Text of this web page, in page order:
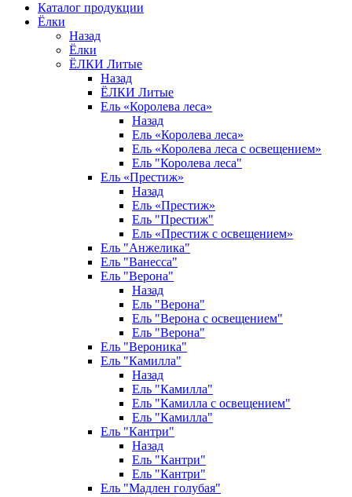
Каталог продукции
Ёлки
Назад
Ёлки
ЁЛКИ Литые
Назад
ЁЛКИ Литые
Ель «Королева леса»
Назад
Ель «Королева леса»
Ель «Королева леса с освещением»
Ель "Королева леса"
Ель «Престиж»
Назад
Ель «Престиж»
Ель "Престиж"
Ель «Престиж с освещением»
Ель "Анжелика"
Ель "Ванесса"
Ель "Верона"
Назад
Ель "Верона"
Ель "Верона с освещением"
Ель "Верона"
Ель "Вероника"
Ель "Камилла"
Назад
Ель "Камилла"
Ель "Камилла с освещением"
Ель "Камилла"
Ель "Кантри"
Назад
Ель "Кантри"
Ель "Кантри"
Ель "Мадлен голубая"